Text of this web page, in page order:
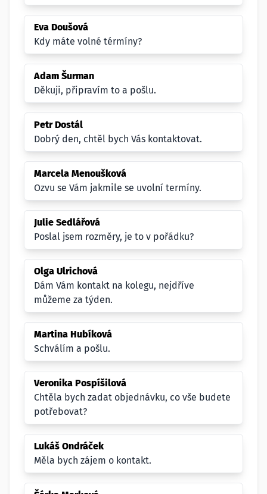
Eva Doušová
Kdy máte volné térmíny?
Adam Šurman
Děkuji, připravím to a pošlu.
Petr Dostál
Dobrý den, chtěl bych Vás kontaktovat.
Marcela Menoušková
Ozvu se Vám jakmile se uvolní termíny.
Julie Sedlářová
Poslal jsem rozměry, je to v pořádku?
Olga Ulrichová
Dám Vám kontakt na kolegu, nejdříve
můžeme za týden.
Martina Hubíková
Schválím a pošlu.
Veronika Pospíšilová
Chtěla bych zadat objednávku, co vše budete
potřebovat?
Lukáš Ondráček
Měla bych zájem o kontakt.